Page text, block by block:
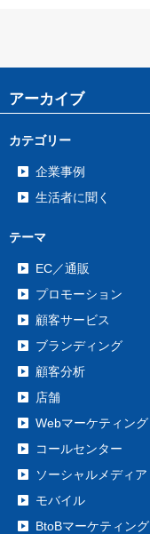
アーカイブ
カテゴリー
企業事例
生活者に聞く
テーマ
EC／通販
プロモーション
顧客サービス
ブランディング
顧客分析
店舗
Webマーケティング
コールセンター
ソーシャルメディア
モバイル
BtoBマーケティング